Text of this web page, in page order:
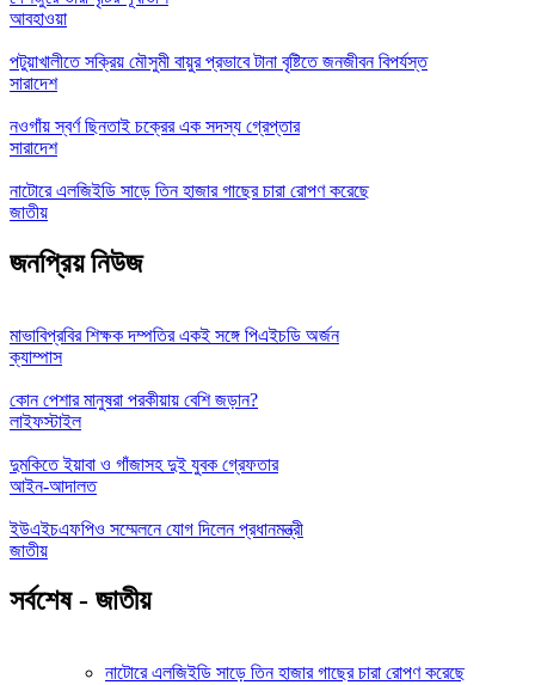
আবহাওয়া
পটুয়াখালীতে সক্রিয় মৌসুমী বায়ুর প্রভাবে টানা বৃষ্টিতে জনজীবন বিপর্যস্ত
সারাদেশ
নওগাঁয় স্বর্ণ ছিনতাই চক্রের এক সদস্য গ্রেপ্তার
সারাদেশ
নাটোরে এলজিইডি সাড়ে তিন হাজার গাছের চারা রোপণ করেছে
জাতীয়
জনপ্রিয় নিউজ
মাভাবিপ্রবির শিক্ষক দম্পতির একই সঙ্গে পিএইচডি অর্জন
ক্যাম্পাস
কোন পেশার মানুষরা পরকীয়ায় বেশি জড়ান?
লাইফস্টাইল
দুমকিতে ইয়াবা ও গাঁজাসহ দুই যুবক গ্রেফতার
আইন-আদালত
ইউএইচএফপিও সম্মেলনে যোগ দিলেন প্রধানমন্ত্রী
জাতীয়
সর্বশেষ - জাতীয়
নাটোরে এলজিইডি সাড়ে তিন হাজার গাছের চারা রোপণ করেছে